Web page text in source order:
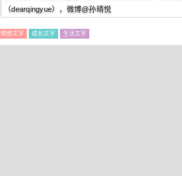
（dearqingyue），微博@孙晴悦
情感文字 成长文字 生活文字